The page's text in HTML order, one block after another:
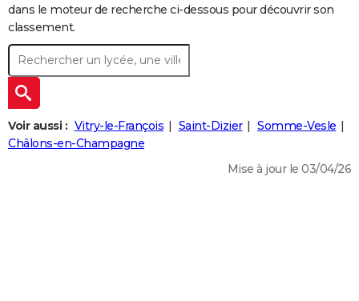
Essais
Réserver un essai
Citadines
Berlines
SUV
Forum auto
+
HIGH-TECH
BRICOLAGE
Forum
Aménagement intérieur
Extérieur
Cuisine
Salle de bains
Jardinage
Rangement
+WEEK-END
Guides de France
Escapades
Patrimoine
Expositions
Musées
Week-end nature
+
LIFESTYLE
Art de vivre
Bien-être
Loisirs
Mode
Modes de vie
+SANTE
dans le moteur de recherche ci-dessous pour découvrir son
classement.
Voir aussi : Vitry-le-François Saint-Dizier
Somme-Vesle
Châlons-en-Champagne
Mise à jour le 03/04/26